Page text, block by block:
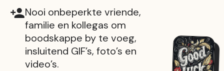
Nooi onbeperkte vriende,
familie en kollegas om
boodskappe by te voeg,
insluitend GIF’s, foto’s en
video’s.